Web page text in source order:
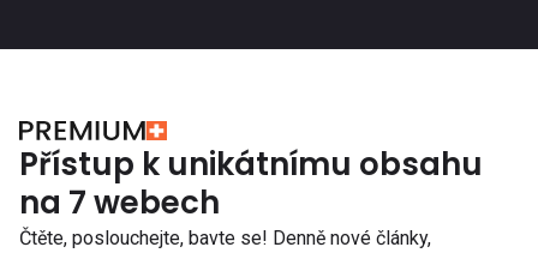
Přístup k unikátnímu obsahu
na 7 webech
Čtěte, poslouchejte, bavte se! Denně nové články,